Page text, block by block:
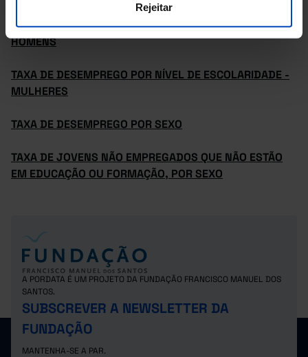
Rejeitar
TAXA DE DESEMPREGO POR NÍVEL DE ESCOLARIDADE -
HOMENS
TAXA DE DESEMPREGO POR NÍVEL DE ESCOLARIDADE -
MULHERES
TAXA DE DESEMPREGO POR SEXO
TAXA DE JOVENS NÃO EMPREGADOS QUE NÃO ESTÃO
EM EDUCAÇÃO OU FORMAÇÃO, POR SEXO
A PORDATA É UM PROJETO DA FUNDAÇÃO FRANCISCO MANUEL DOS
SANTOS.
SUBSCREVER A NEWSLETTER DA
FUNDAÇÃO
MANTENHA-SE A PAR.